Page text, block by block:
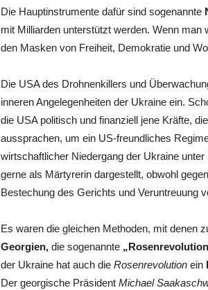
Die Hauptinstrumente dafür sind sogenannte
mit Milliarden unterstützt werden. Wenn
den Masken von Freiheit, Demokratie und
Die USA des Drohnenkillers und
inneren Angelegenheiten der Ukraine ein.
die USA politisch und finanziell jene Kräfte,
aussprachen, um ein US-freundliches
wirtschaftlicher Niedergang der Ukraine unter
gerne als Märtyrerin dargestellt, obwohl
Bestechung des Gerichts und Veruntreuung
Es waren die gleichen Methoden, mit denen
Georgien, die sogenannte
der Ukraine hat auch die Rosenrevolution ein
Der georgische Präsident Michael